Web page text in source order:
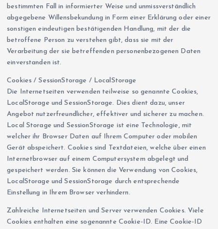
bestimmten Fall in informierter Weise und unmissverständlich
abgegebene Willensbekundung in Form einer Erklärung oder einer
sonstigen eindeutigen bestätigenden Handlung, mit der die
betroffene Person zu verstehen gibt, dass sie mit der
Verarbeitung der sie betreffenden personenbezogenen Daten
einverstanden ist.
Cookies / SessionStorage / LocalStorage
Die Internetseiten verwenden teilweise so genannte Cookies,
LocalStorage und SessionStorage. Dies dient dazu, unser
Angebot nutzerfreundlicher, effektiver und sicherer zu machen.
Local Storage und SessionStorage ist eine Technologie, mit
welcher ihr Browser Daten auf Ihrem Computer oder mobilen
Gerät abspeichert. Cookies sind Textdateien, welche über einen
Internetbrowser auf einem Computersystem abgelegt und
gespeichert werden. Sie können die Verwendung von Cookies,
LocalStorage und SessionStorage durch entsprechende
Einstellung in Ihrem Browser verhindern.
Zahlreiche Internetseiten und Server verwenden Cookies. Viele
Cookies enthalten eine sogenannte Cookie-ID. Eine Cookie-ID